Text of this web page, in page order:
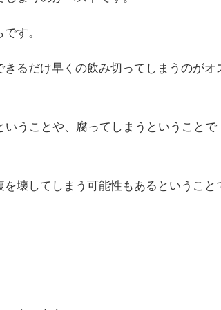
す。
るだけ早くの飲み切ってしまうのがオ
うことや、腐ってしまうということで
壊してしまう可能性もあるということ